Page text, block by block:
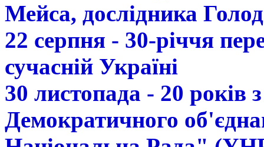
Мейса, дослідника
22 серпня - 30-річчя
сучасній Україні
30 листопада - 20 років
Демократичного